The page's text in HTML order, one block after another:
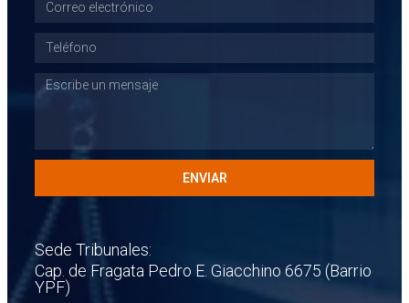
ENVIAR
Sede Tribunales:
Cap. de Fragata Pedro E. Giacchino 6675 (Barrio
YPF)